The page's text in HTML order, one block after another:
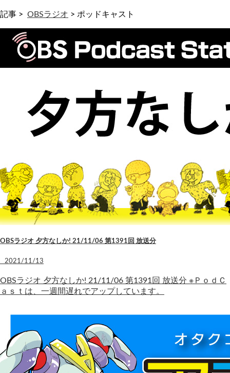
記事 > OBSラジオ > ポッドキャスト
OBSラジオ 夕方なしか! 21/11/06 第1391回 放送分
2021/11/13
OBSラジオ 夕方なしか! 21/11/06 第1391回 放送分 ※ＰｏｄＣ
ａｓｔは、一週間遅れでアップしています。